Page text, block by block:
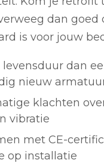
dan goed
is voor jouw
levensduur dan
nieuw
klachten
vibratie
met CE-
op installatie